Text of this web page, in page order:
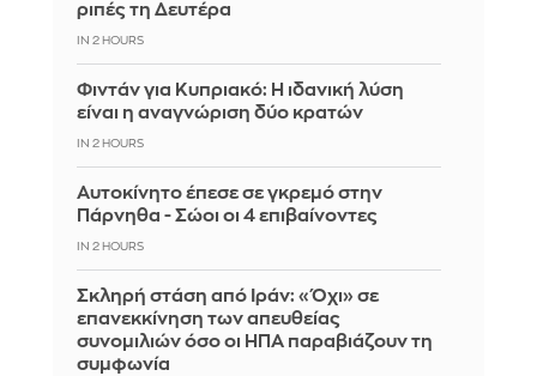
ριπές τη Δευτέρα
IN 2 HOURS
Φιντάν για Κυπριακό: Η ιδανική λύση
είναι η αναγνώριση δύο κρατών
IN 2 HOURS
Αυτοκίνητο έπεσε σε γκρεμό στην
Πάρνηθα - Σώοι οι 4 επιβαίνοντες
IN 2 HOURS
Σκληρή στάση από Ιράν: «Όχι» σε
επανεκκίνηση των απευθείας
συνομιλιών όσο οι ΗΠΑ παραβιάζουν τη
συμφωνία